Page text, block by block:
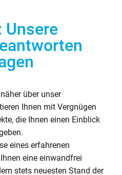
Unsere
über unser
Ihnen mit Vergnügen
die Ihnen einen Einblick
eines erfahrenen
eine einwandfrei
stets neuesten Stand der